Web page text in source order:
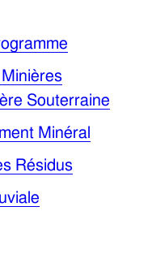
Souterraine
Minéral
Résidus